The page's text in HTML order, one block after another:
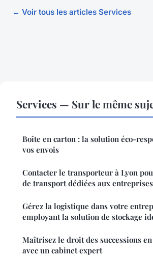
← Voir tous les articles Services
Services — Sur le même
Boîte en carton : la solution éco-
vos envois
Contacter le transporteur à Lyon
de transport dédiées aux entreprises
Gérez la logistique dans votre
employant la solution de stockage
Maîtrisez le droit des successions
avec un cabinet expert